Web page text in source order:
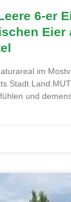
6-er
Eier
im
und